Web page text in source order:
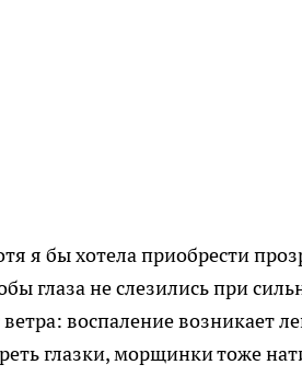
я бы хотела приобрести
глаза не слезились при
воспаление возникает
глазки, морщинки тоже